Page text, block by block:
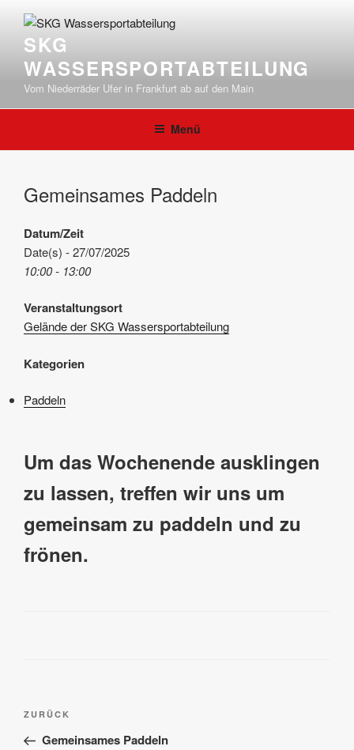
Inhalt
springenSKG
WASSERSPORTABTEILUNG
Vom Niederräder Ufer in Frankfurt ab auf den Main
Menü
Gemeinsames Paddeln
Datum/Zeit
Date(s) - 27/07/2025
10:00 - 13:00
Veranstaltungsort
Gelände der SKG Wassersportabteilung
Kategorien
Paddeln
Um das Wochenende ausklingen
zu lassen, treffen wir uns um
gemeinsam zu paddeln und zu
frönen.
Beitragsnavigation
Vorheriger
Beitrag
ZURÜCK
Gemeinsames Paddeln